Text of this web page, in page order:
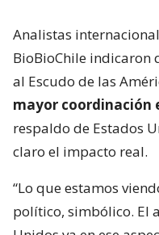
Analistas
BioBioChile indicaron
al Escudo de las
mayor coordinación
respaldo de Estados
claro el impacto real.
“Lo que estamos
político, simbólico. El